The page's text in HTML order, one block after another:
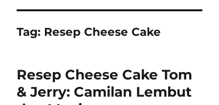
Tag: Resep Cheese Cake
Resep Cheese Cake Tom
& Jerry: Camilan Lembut